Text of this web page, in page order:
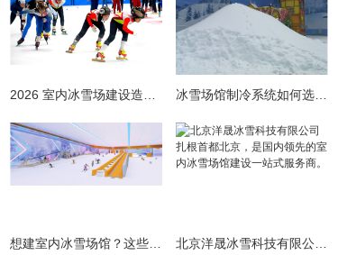
冰雪场馆制冷系统如何选择更节能？从设计到运维的全链路节能指南
北京洋晟冰雪科技有限公司扎根首都北京，是国内领先的室内冰雪场馆建设一站式服务商。